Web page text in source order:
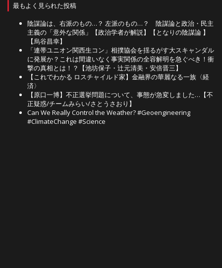
最もよく見られた投稿
陰謀論は、右派のもの…？ 左派のもの…？ 陰謀論と政治・民主
主義の「意外な関係」【政治学者が解説】【となりの陰謀論 】
【烏谷昌幸】
「連帯ユニオン関西生コン」相撲協会を揺るがす大スキャンダル
に発展か？これは間違いなく事実関係の全容解明を急ぐべき！衝
撃の真相とは！？【池坊保子・辻元清美・安倍晋三】
【これでわかる ロスチャイルド家】金融界の華麗なる一族〈経
済〉
【原口一博】不正選挙問題について、事態が急変しました…【不
正疑惑/チームみらい/さとうさおり】
Can We Really Control the Weather? #Geoengineering
#ClimateChange #Science